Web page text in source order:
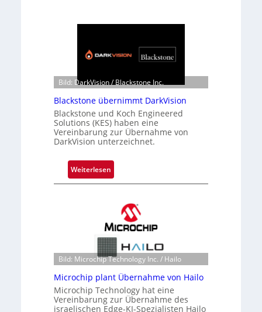
Bild: DarkVision / Blackstone Inc.
Blackstone übernimmt DarkVision
Blackstone und Koch Engineered
Solutions (KES) haben eine
Vereinbarung zur Übernahme von
DarkVision unterzeichnet.
Weiterlesen:
B
k
s
t
o
n
e
ü
Bild: Microchip Technology Inc. / Hailo
Microchip plant Übernahme von Hailo
Microchip Technology hat eine
Vereinbarung zur Übernahme des
israelischen Edge-KI-Spezialisten Hailo